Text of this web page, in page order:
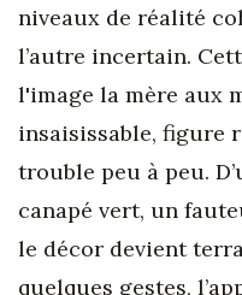
niveaux de réalité
l’autre incertain.
l'image la mère aux
insaisissable, figure
trouble peu à peu.
canapé vert, un
le décor devient
quelques gestes,